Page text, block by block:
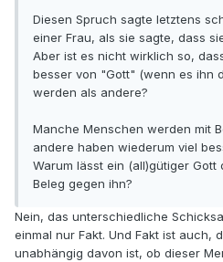
Diesen Spruch sagte letztens
einer Frau, als sie sagte, dass
Aber ist es nicht wirklich so,
besser von "Gott" (wenn es ihn
werden als andere?
Manche Menschen werden mit
andere haben wiederum viel
Warum lässt ein (all)gütiger Gott
Beleg gegen ihn?
Nein, das unterschiedliche
einmal nur Fakt. Und Fakt ist auch,
unabhängig davon ist, ob dieser